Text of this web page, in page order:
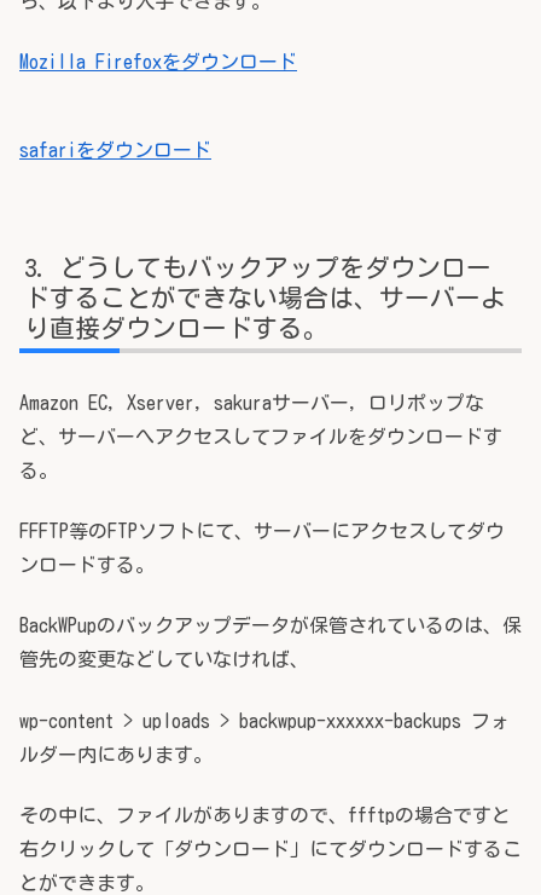
Mozilla Firefoxをダウンロード
safariをダウンロード
どうしてもバックアップをダウンロー
ドすることができない場合は、サーバーよ
り直接ダウンロードする。
Amazon EC, Xserver, sakuraサーバー, ロリポップな
ど、サーバーへアクセスしてファイルをダウンロードす
る。
FFFTP等のFTPソフトにて、サーバーにアクセスしてダウ
ンロードする。
BackWPupのバックアップデータが保管されているのは、保
管先の変更などしていなければ、
wp-content > uploads > backwpup-xxxxxx-backups フォ
ルダー内にあります。
その中に、ファイルがありますので、ffftpの場合ですと
右クリックして「ダウンロード」にてダウンロードするこ
とができます。